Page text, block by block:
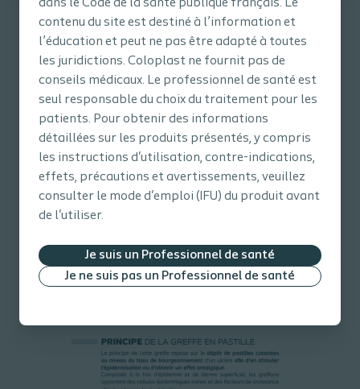
dans le Code de la santé publique français. Le
contenu du site est destiné à l’information et
l’éducation et peut ne pas être adapté à toutes
les juridictions. Coloplast ne fournit pas de
conseils médicaux. Le professionnel de santé est
seul responsable du choix du traitement pour les
patients. Pour obtenir des informations
détaillées sur les produits présentés, y compris
les instructions d'utilisation, contre-indications,
effets, précautions et avertissements, veuillez
consulter le mode d'emploi (IFU) du produit avant
de l'utiliser.
Je suis un Professionnel de santé
Je ne suis pas un Professionnel de santé